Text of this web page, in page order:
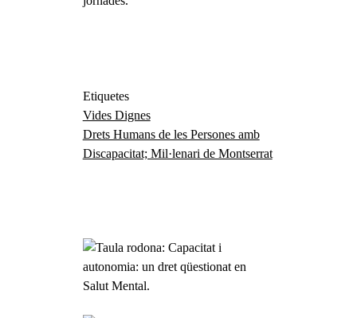
Etiquetes
Vides Dignes
Drets Humans de les Persones amb
Discapacitat; Mil·lenari de Montserrat